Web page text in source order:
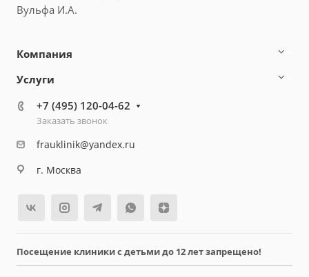
Вульфа И.А.
Компания
Услуги
+7 (495) 120-04-62
Заказать звонок
frauklinik@yandex.ru
г. Москва
Посещение клиники с детьми до 12 лет запрещено!